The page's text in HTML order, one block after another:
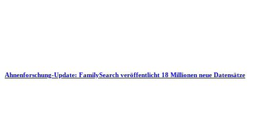
Ahnenforschung-Update: FamilySearch veröffentlicht 18 Millionen neue Datensätze